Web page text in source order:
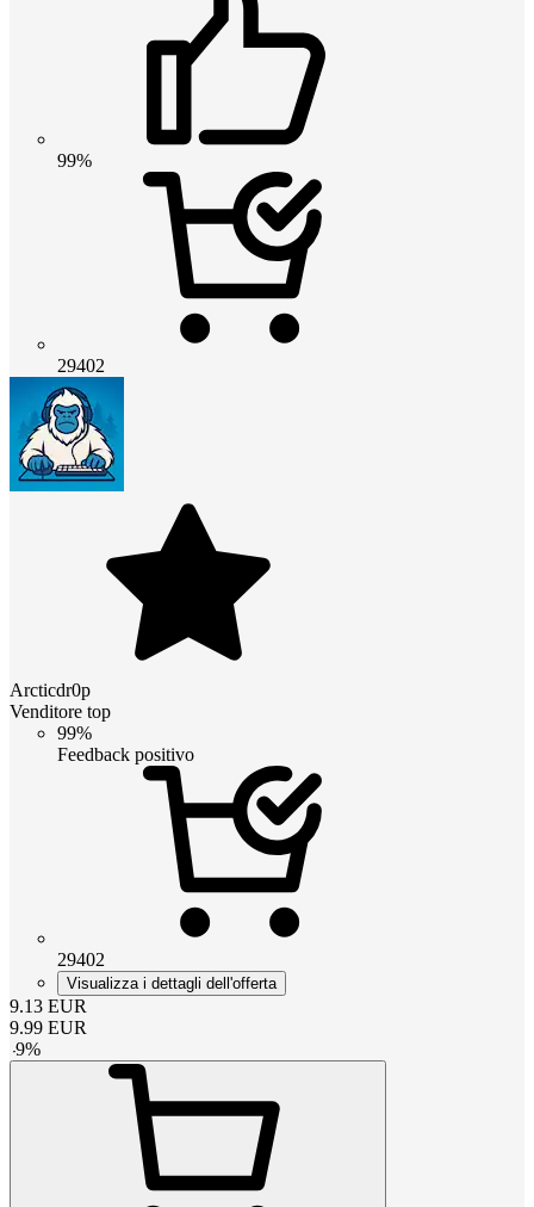
99%
29402
Arcticdr0p
Venditore top
99%
Feedback positivo
29402
Visualizza i dettagli dell'offerta
9.13 EUR
9.99 EUR
-9%